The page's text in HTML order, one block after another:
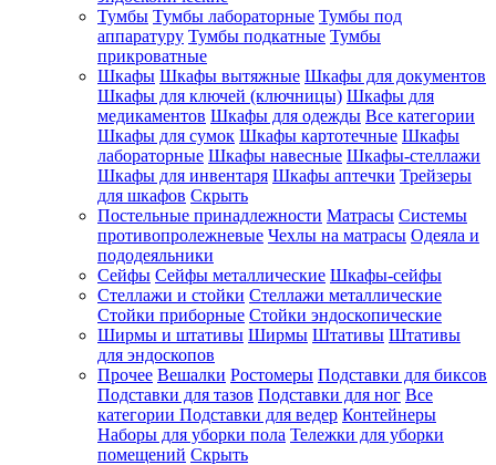
Тумбы Тумбы лабораторные Тумбы под
аппаратуру Тумбы подкатные Тумбы
прикроватные
Шкафы Шкафы вытяжные Шкафы для документов
Шкафы для ключей (ключницы) Шкафы для
медикаментов Шкафы для одежды Все категории
Шкафы для сумок Шкафы картотечные Шкафы
лабораторные Шкафы навесные Шкафы-стеллажи
Шкафы для инвентаря Шкафы аптечки Трейзеры
для шкафов Скрыть
Постельные принадлежности Матрасы Системы
противопролежневые Чехлы на матрасы Одеяла и
пододеяльники
Сейфы Сейфы металлические Шкафы-сейфы
Стеллажи и стойки Стеллажи металлические
Стойки приборные Стойки эндоскопические
Ширмы и штативы Ширмы Штативы Штативы
для эндоскопов
Прочее Вешалки Ростомеры Подставки для биксов
Подставки для тазов Подставки для ног Все
категории Подставки для ведер Контейнеры
Наборы для уборки пола Тележки для уборки
помещений Скрыть